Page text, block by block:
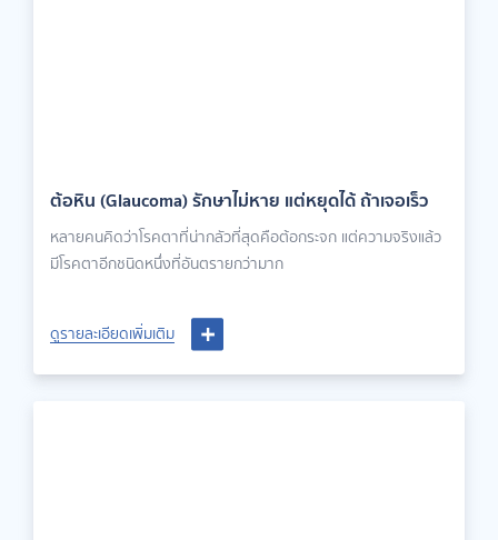
ต้อหิน (Glaucoma) รักษาไม่หาย แต่หยุดได้ ถ้าเจอเร็ว
หลายคนคิดว่าโรคตาที่น่ากลัวที่สุดคือต้อกระจก แต่ความจริงแล้ว
มีโรคตาอีกชนิดหนึ่งที่อันตรายกว่ามาก
ดูรายละเอียดเพิ่มเติม